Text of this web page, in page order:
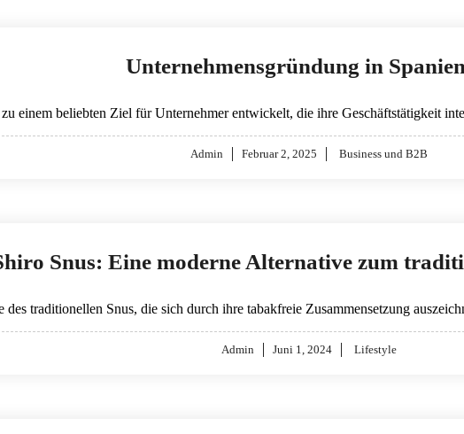
Unternehmensgründung in Spanien
zu einem beliebten Ziel für Unternehmer entwickelt, die ihre Geschäftstätigkeit
Admin
Posted
Februar 2, 2025 Business und B2B
Snus: Eine moderne Alternative zum
des traditionellen Snus, die sich durch ihre tabakfreie Zusammensetzung
Admin
Posted
Juni 1, 2024 Lifestyle